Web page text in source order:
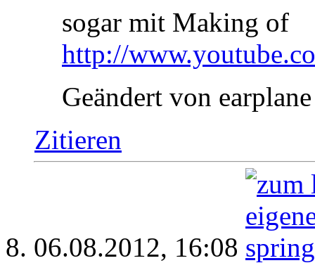
sogar mit Making of
http://
Geändert von
Zitieren
06.08.2012, 16:08